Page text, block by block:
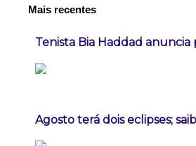
Mais recentes
Tenista Bia Haddad
Agosto terá dois eclipses;